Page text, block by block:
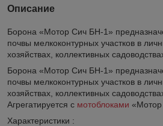
Описание
Борона «Мотор Сич БН-1»
почвы мелкоконтурных участков в
хозяйствах, коллективных
Борона «Мотор Сич БН-1»
почвы мелкоконтурных участков в
хозяйствах, коллективных
Агрегатируется с мотоблоками «Мотор
Характеристики :